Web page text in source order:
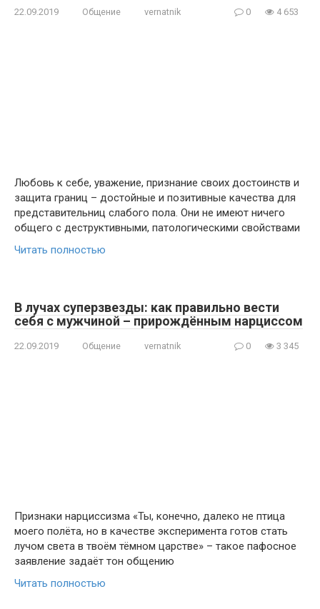
22.09.2019 Общение vernatnik 0 4 653
Любовь к себе, уважение, признание своих достоинств и
защита границ – достойные и позитивные качества для
представительниц слабого пола. Они не имеют ничего
общего с деструктивными, патологическими свойствами
Читать полностью
В лучах суперзвезды: как правильно вести
себя с мужчиной – прирождённым нарциссом
22.09.2019 Общение vernatnik 0 3 345
Признаки нарциссизма «Ты, конечно, далеко не птица
моего полёта, но в качестве эксперимента готов стать
лучом света в твоём тёмном царстве» – такое пафосное
заявление задаёт тон общению
Читать полностью